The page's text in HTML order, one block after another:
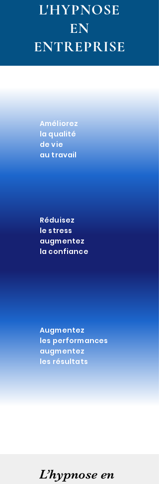
L'HYPNOSE
EN
ENTREPRISE
Améliorez
la qualité
de vie
au travail
Réduisez
le stress
augmentez
la confiance
Augmentez
les performances
augmentez
les résultats
L’hypnose en